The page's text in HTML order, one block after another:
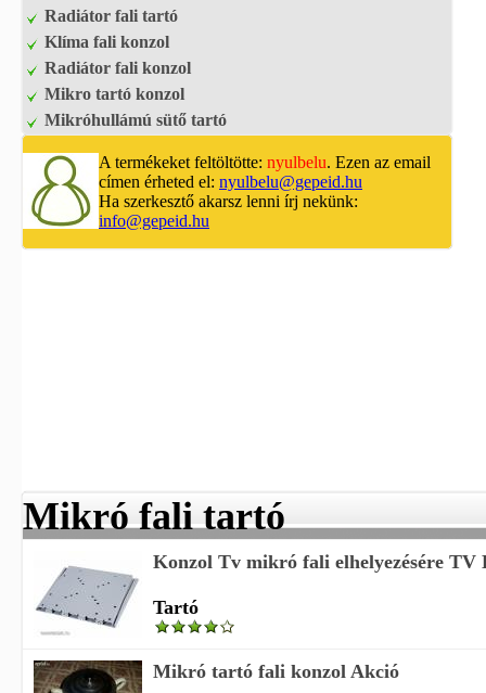
Radiátor fali tartó
Klíma fali konzol
Radiátor fali konzol
Mikro tartó konzol
Mikróhullámú sütő tartó
A termékeket feltöltötte: nyulbelu. Ezen az email
címen érheted el: nyulbelu@gepeid.hu
Ha szerkesztő akarsz lenni írj nekünk:
info@gepeid.hu
Mikró fali tartó
Konzol Tv mikró fali elhelyezésére TV
Tartó
Mikró tartó fali konzol Akció